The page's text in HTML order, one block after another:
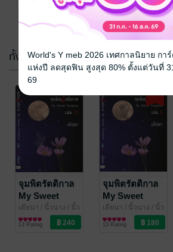
No Rating
ทั้งหมด(2 เล่ม)
จุมพิตรัตติกาล
My Sweet
Vampire เล่ม 2
(จบ)
เดียนา / นิ้วนาง / นิ้ว
นาง/เดียนา
นิยาย Girl
Love/Yuri
13 Rating
จุมพิตรัตติกาล
My Sweet
Vampire เล่ม 1
เดียนา / นิ้วนาง / นิ้ว
นาง/เดียนา
นิยาย Girl
Love/Yuri
13 Rating
World's Y meb 2026 เทศกาลนิยาย กา
แห่งปี ลดสุดฟิน สูงสุด 80% ตั้งแต่วันที่
69